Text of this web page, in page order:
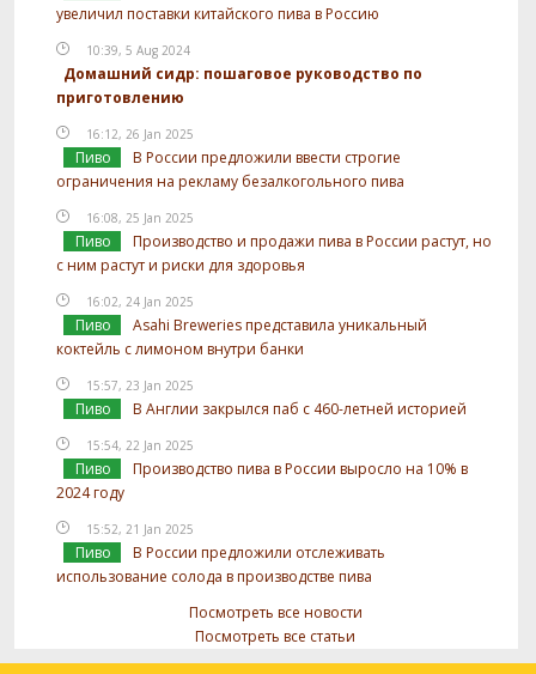
увеличил поставки китайского пива в Россию
10:39, 5 Aug 2024
Домашний сидр: пошаговое руководство по
приготовлению
16:12, 26 Jan 2025
Пиво
В России предложили ввести строгие
ограничения на рекламу безалкогольного пива
16:08, 25 Jan 2025
Пиво
Производство и продажи пива в России растут, но
с ним растут и риски для здоровья
16:02, 24 Jan 2025
Пиво
Asahi Breweries представила уникальный
коктейль с лимоном внутри банки
15:57, 23 Jan 2025
Пиво В Англии закрылся паб с 460-летней историей
15:54, 22 Jan 2025
Пиво
Производство пива в России выросло на 10% в
2024 году
15:52, 21 Jan 2025
Пиво
В России предложили отслеживать
использование солода в производстве пива
Посмотреть все новости
Посмотреть все статьи